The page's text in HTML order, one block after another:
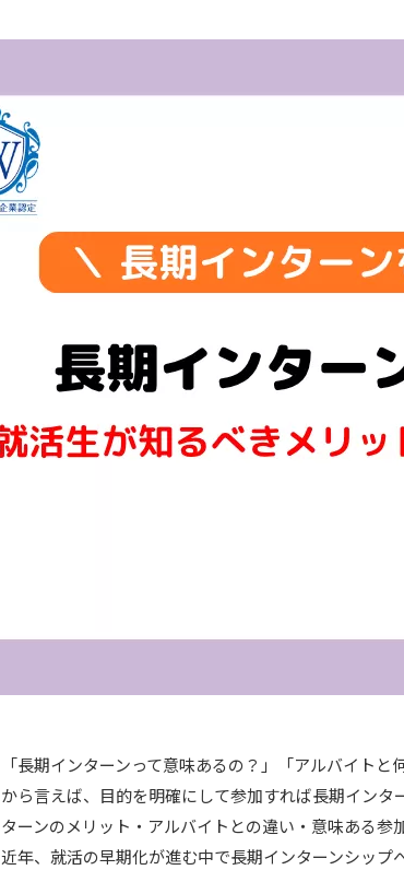
「長期インターンって意味あるの？」「アルバイト
から言えば、
目的を明確にして参加すれば長期イン
ターンのメリット・アルバイトとの違い・意味ある参
近年、就活の早期化が進む中で長期インターンシップ